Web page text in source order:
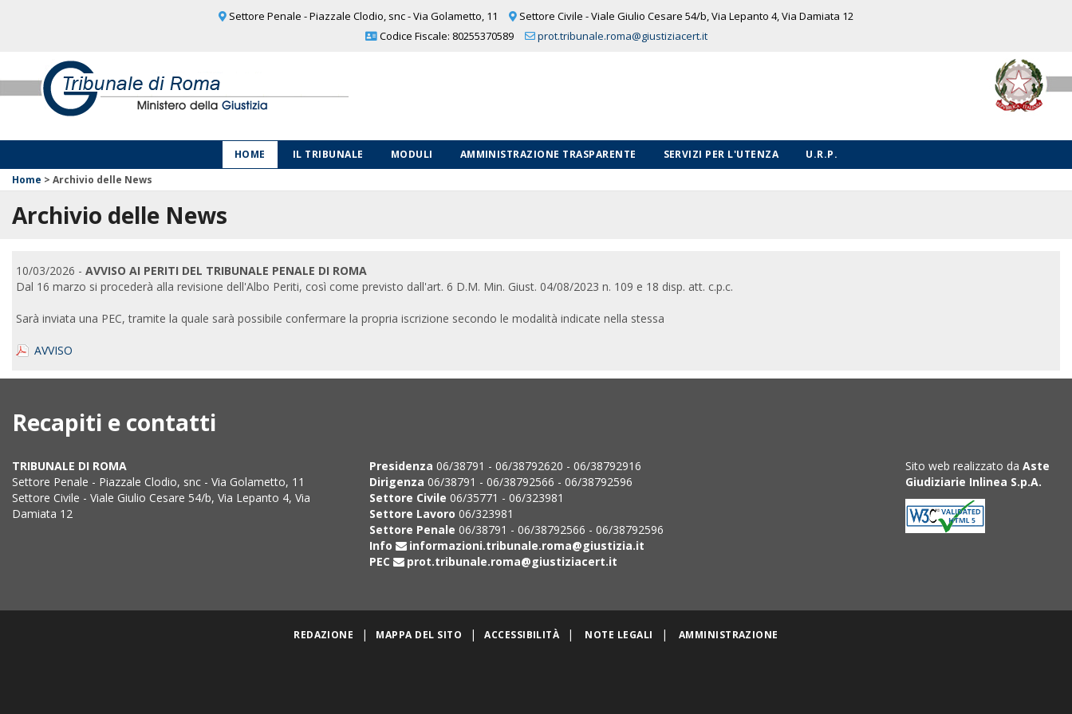
Settore Penale - Piazzale Clodio, snc - Via Golametto, 11
Settore Civile - Viale Giulio Cesare 54/b, Via Lepanto 4, Via Damiata 12
Codice Fiscale: 80255370589
prot.tribunale.roma@giustiziacert.it
HOME IL TRIBUNALE MODULI AMMINISTRAZIONE TRASPARENTE SERVIZI PER L'UTENZA
U.R.P.
Home > Archivio delle News
Archivio delle News
10/03/2026 - AVVISO AI PERITI DEL TRIBUNALE PENALE DI ROMA
Dal 16 marzo si procederà alla revisione dell'Albo Periti, così come previsto dall'art. 6 D.M. Min. Giust. 04/08/2023 n. 109 e 18 disp. att. c.p.c.
Sarà inviata una PEC, tramite la quale sarà possibile confermare la propria iscrizione secondo le modalità indicate nella stessa
AVVISO
Recapiti e contatti
TRIBUNALE DI ROMA
Settore Penale - Piazzale Clodio, snc - Via Golametto, 11
Settore Civile - Viale Giulio Cesare 54/b, Via Lepanto 4, Via
Damiata 12
Presidenza 06/38791 - 06/38792620 - 06/38792916
Dirigenza 06/38791 - 06/38792566 - 06/38792596
Settore Civile 06/35771 - 06/323981
Settore Lavoro 06/323981
Settore Penale 06/38791 - 06/38792566 - 06/38792596
Info
informazioni.tribunale.roma@giustizia.it
PEC
prot.tribunale.roma@giustiziacert.it
Sito web realizzato da Aste
Giudiziarie Inlinea S.p.A.
REDAZIONE | MAPPA DEL SITO | ACCESSIBILITÀ | NOTE LEGALI | AMMINISTRAZIONE